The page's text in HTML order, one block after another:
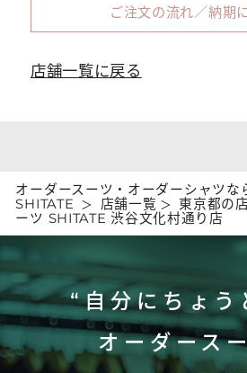
ご注文の流れ／納期
店舗一覧に戻る
オーダースーツ・オーダーシャツ
SHITATE
店舗一覧 東京都の
ーツ SHITATE 渋谷文化村通り店
“自分にちょう
オーダース